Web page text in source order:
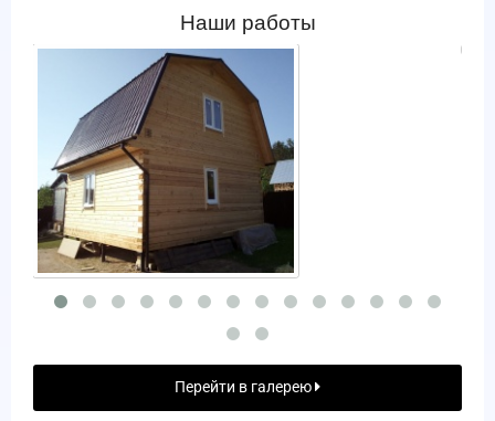
Наши работы
Перейти в галерею